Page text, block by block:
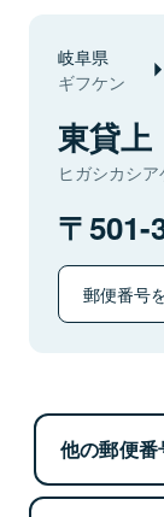
岐阜県
ギフケン
東貸上
ヒガシカシア
501-
郵便番号
他の郵便